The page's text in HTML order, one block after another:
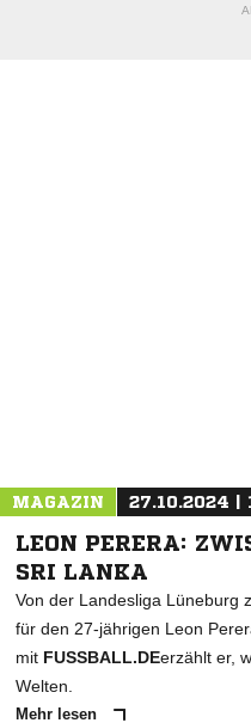
MAGAZIN 27.10.2024 |
LEON PERERA:
SRI LANKA
Von der Landesliga Lüneburg
für den 27-jährigen Leon
mit FUSSBALL.DEerzählt er,
Welten.
Mehr lesen